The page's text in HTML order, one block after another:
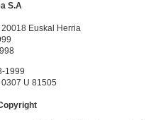
S.A
20018 Euskal Herria
1999
U 81505